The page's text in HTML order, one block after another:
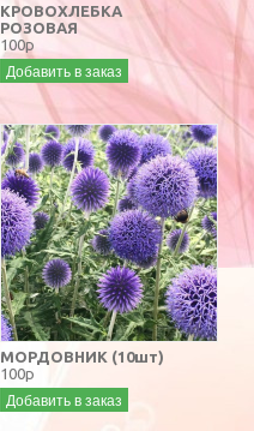
КРОВОХЛЕБКА
РОЗОВАЯ
100р
Добавить в заказ
МОРДОВНИК (10шт)
100р
Добавить в заказ